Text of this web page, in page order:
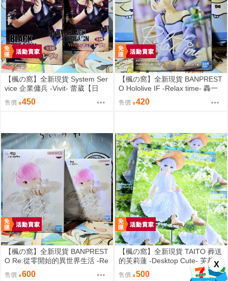
X
【楓の窩】全新現貨 System Ser
vice 企業傭兵 -Vivit- 蕾葳【日
售價 450
【楓の窩】全新現貨 BANPREST
O Hololive IF -Relax time- 轟一
【日版】
售價 420
【楓の窩】全新現貨 BANPREST
O Re:從零開始的異世界生活 -Re
lax time- 拉姆 甜蜜天使ver.【日
版】
售價 600
【楓の窩】全新現貨 TAITO 葬送
的芙莉蓮 -Desktop Cute- 芙莉蓮
夏日連身裙ver.【日版】
售價 500